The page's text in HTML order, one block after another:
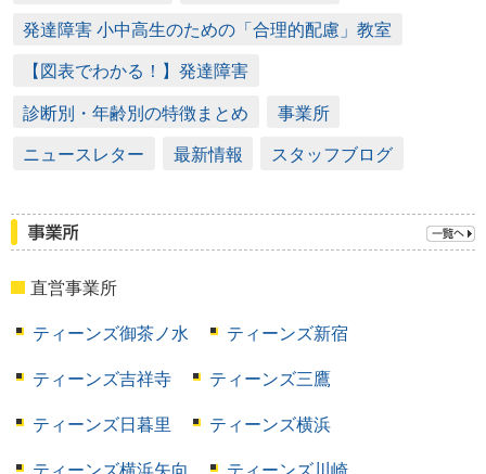
発達障害 小中高生のための「合理的配慮」教室
【図表でわかる！】発達障害
診断別・年齢別の特徴まとめ 事業所
ニュースレター 最新情報 スタッフブログ
直営事業所
ティーンズ御茶ノ水 ティーンズ新宿
ティーンズ吉祥寺 ティーンズ三鷹
ティーンズ日暮里 ティーンズ横浜
ティーンズ横浜矢向 ティーンズ川崎